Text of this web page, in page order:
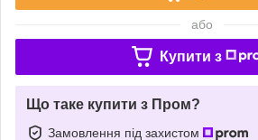
або
Купити з
Що таке купити з Пром?
Замовлення під захистом